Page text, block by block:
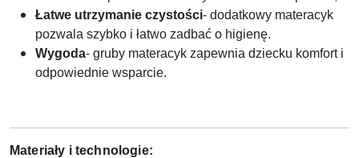
Łatwe utrzymanie czystości- dodatkowy materacyk
pozwala szybko i łatwo zadbać o higienę.
Wygoda- gruby materacyk zapewnia dziecku komfort i
odpowiednie wsparcie.
Materiały i technologie: